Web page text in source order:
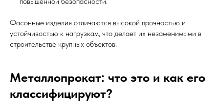
Фасонные изделия отличаются высокой прочностью и
устойчивостью к нагрузкам, что делает их незаменимыми в
строительстве крупных объектов.
Металлопрокат: что это и как его
классифицируют?